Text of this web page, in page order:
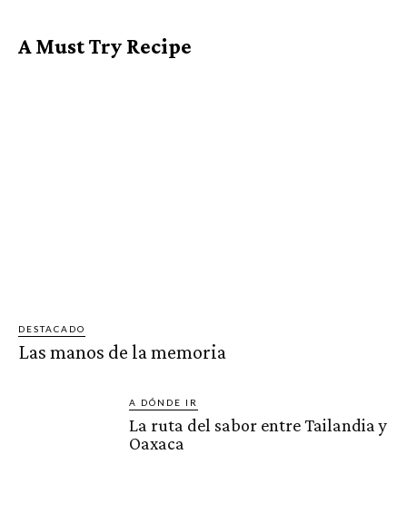
A Must Try Recipe
DESTACADO
Las manos de la memoria
A DÓNDE IR
La ruta del sabor entre Tailandia y
Oaxaca